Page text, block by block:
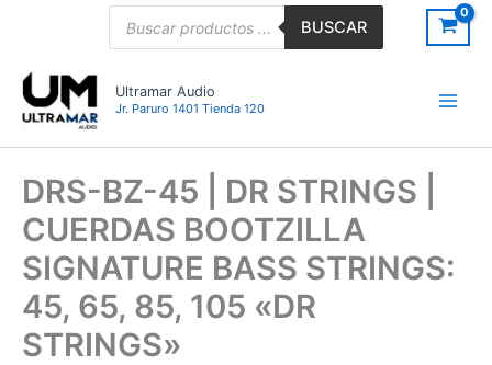
BUSCAR
Ultramar Audio
Jr. Paruro 1401 Tienda 120
DRS-BZ-45 | DR STRINGS |
CUERDAS BOOTZILLA
SIGNATURE BASS STRINGS:
45, 65, 85, 105 «DR
STRINGS»